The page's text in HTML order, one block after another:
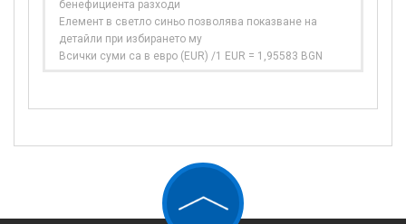
бенефициента разходи
Елемент в светло синьо позволява показване на
детайли при избирането му
Всички суми са в евро (EUR) /1 EUR = 1,95583 BGN